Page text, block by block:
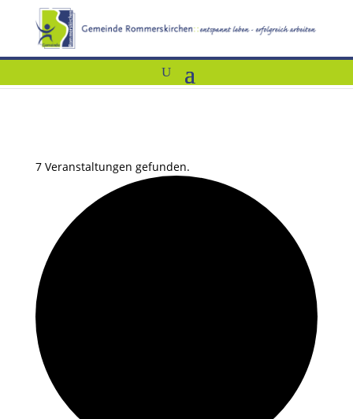
7 Veranstaltungen gefunden.